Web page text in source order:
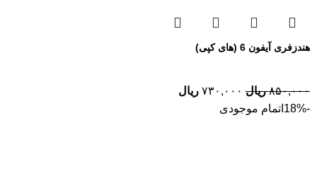
هندزفری آیفون 6 (های کپی)
۸۵۰,۰۰۰ ریال ۷۳۰,۰۰۰ ریال
-18%
اتمام موجودی